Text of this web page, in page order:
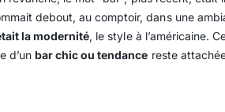
debout, au comptoir, dans une
la modernité, le style à l’américaine.
d’un bar chic ou tendance reste